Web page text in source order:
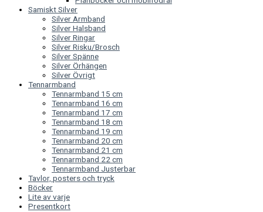
Samiskt Silver
Silver Armband
Silver Halsband
Silver Ringar
Silver Risku/Brosch
Silver Spänne
Silver Örhängen
Silver Övrigt
Tennarmband
Tennarmband 15 cm
Tennarmband 16 cm
Tennarmband 17 cm
Tennarmband 18 cm
Tennarmband 19 cm
Tennarmband 20 cm
Tennarmband 21 cm
Tennarmband 22 cm
Tennarmband Justerbar
Tavlor, posters och tryck
Böcker
Lite av varje
Presentkort